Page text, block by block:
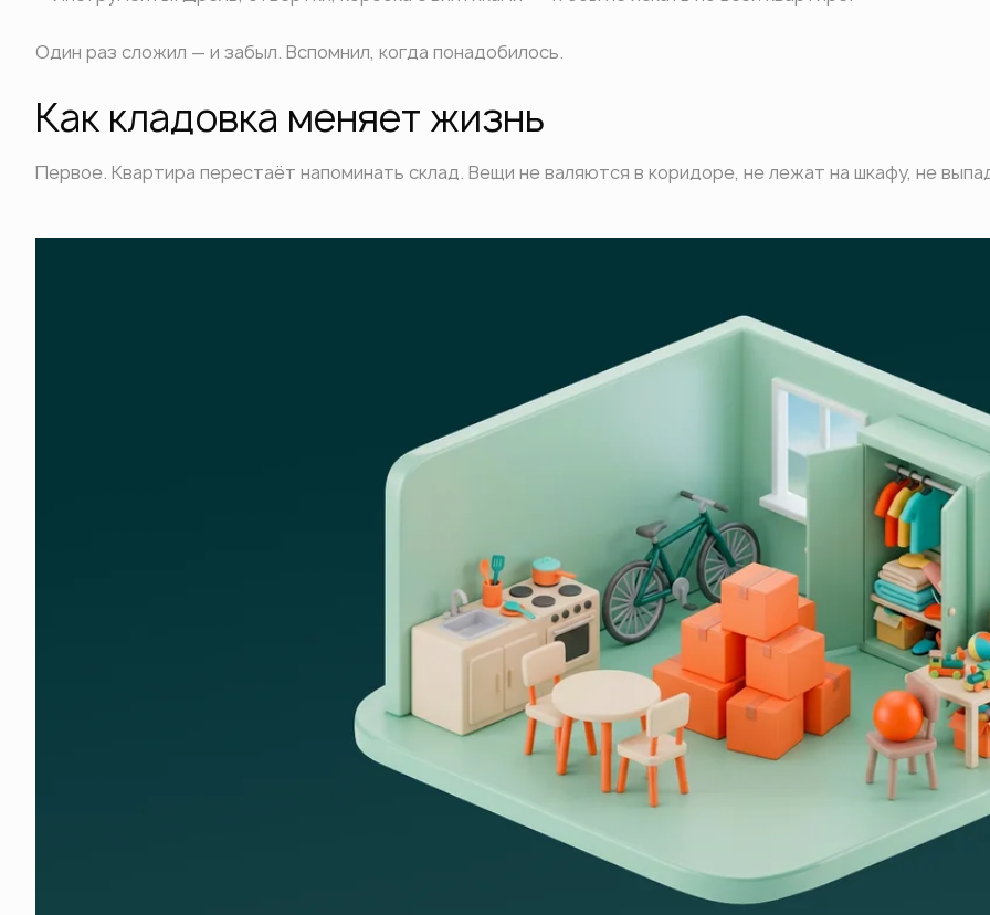
Один раз сложил — и забыл. Вспомнил, когда понадобилось.
Как кладовка меняет жизнь
Первое. Квартира перестаёт напоминать склад. Вещи не валяются в коридоре, не лежат на шкафу, не